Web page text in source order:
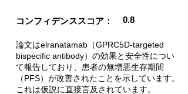
コンフィデンススコア： 0.8
論文はelranatamab（GPRC5D-targeted
bispecific antibody）の効果と安全性につい
て報告しており、患者の無増悪生存期間
（PFS）が改善されたことを示しています。
これは仮説に直接言及されています。